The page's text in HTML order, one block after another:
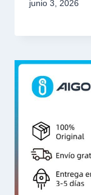
junio 3, 2026